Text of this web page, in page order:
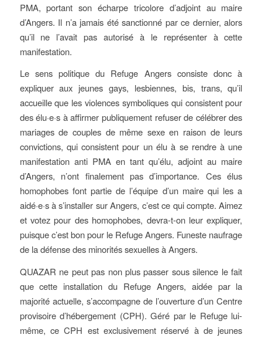
PMA, portant son écharpe tricolore d’adjoint au maire
d’Angers. Il n’a jamais été sanctionné par ce dernier, alors
qu’il ne l’avait pas autorisé à le représenter à cette
manifestation.
Le sens politique du Refuge Angers consiste donc à
expliquer aux jeunes gays, lesbiennes, bis, trans, qu’il
accueille que les violences symboliques qui consistent pour
des élu·e·s à affirmer publiquement refuser de célébrer des
mariages de couples de même sexe en raison de leurs
convictions, qui consistent pour un élu à se rendre à une
manifestation anti PMA en tant qu’élu, adjoint au maire
d’Angers, n’ont finalement pas d’importance. Ces élus
homophobes font partie de l’équipe d’un maire qui les a
aidé·e·s à s’installer sur Angers, c’est ce qui compte. Aimez
et votez pour des homophobes, devra-t-on leur expliquer,
puisque c’est bon pour le Refuge Angers. Funeste naufrage
de la défense des minorités sexuelles à Angers.
QUAZAR ne peut pas non plus passer sous silence le fait
que cette installation du Refuge Angers, aidée par la
majorité actuelle, s’accompagne de l’ouverture d’un Centre
provisoire d’hébergement (CPH). Géré par le Refuge lui-
même, ce CPH est exclusivement réservé à de jeunes